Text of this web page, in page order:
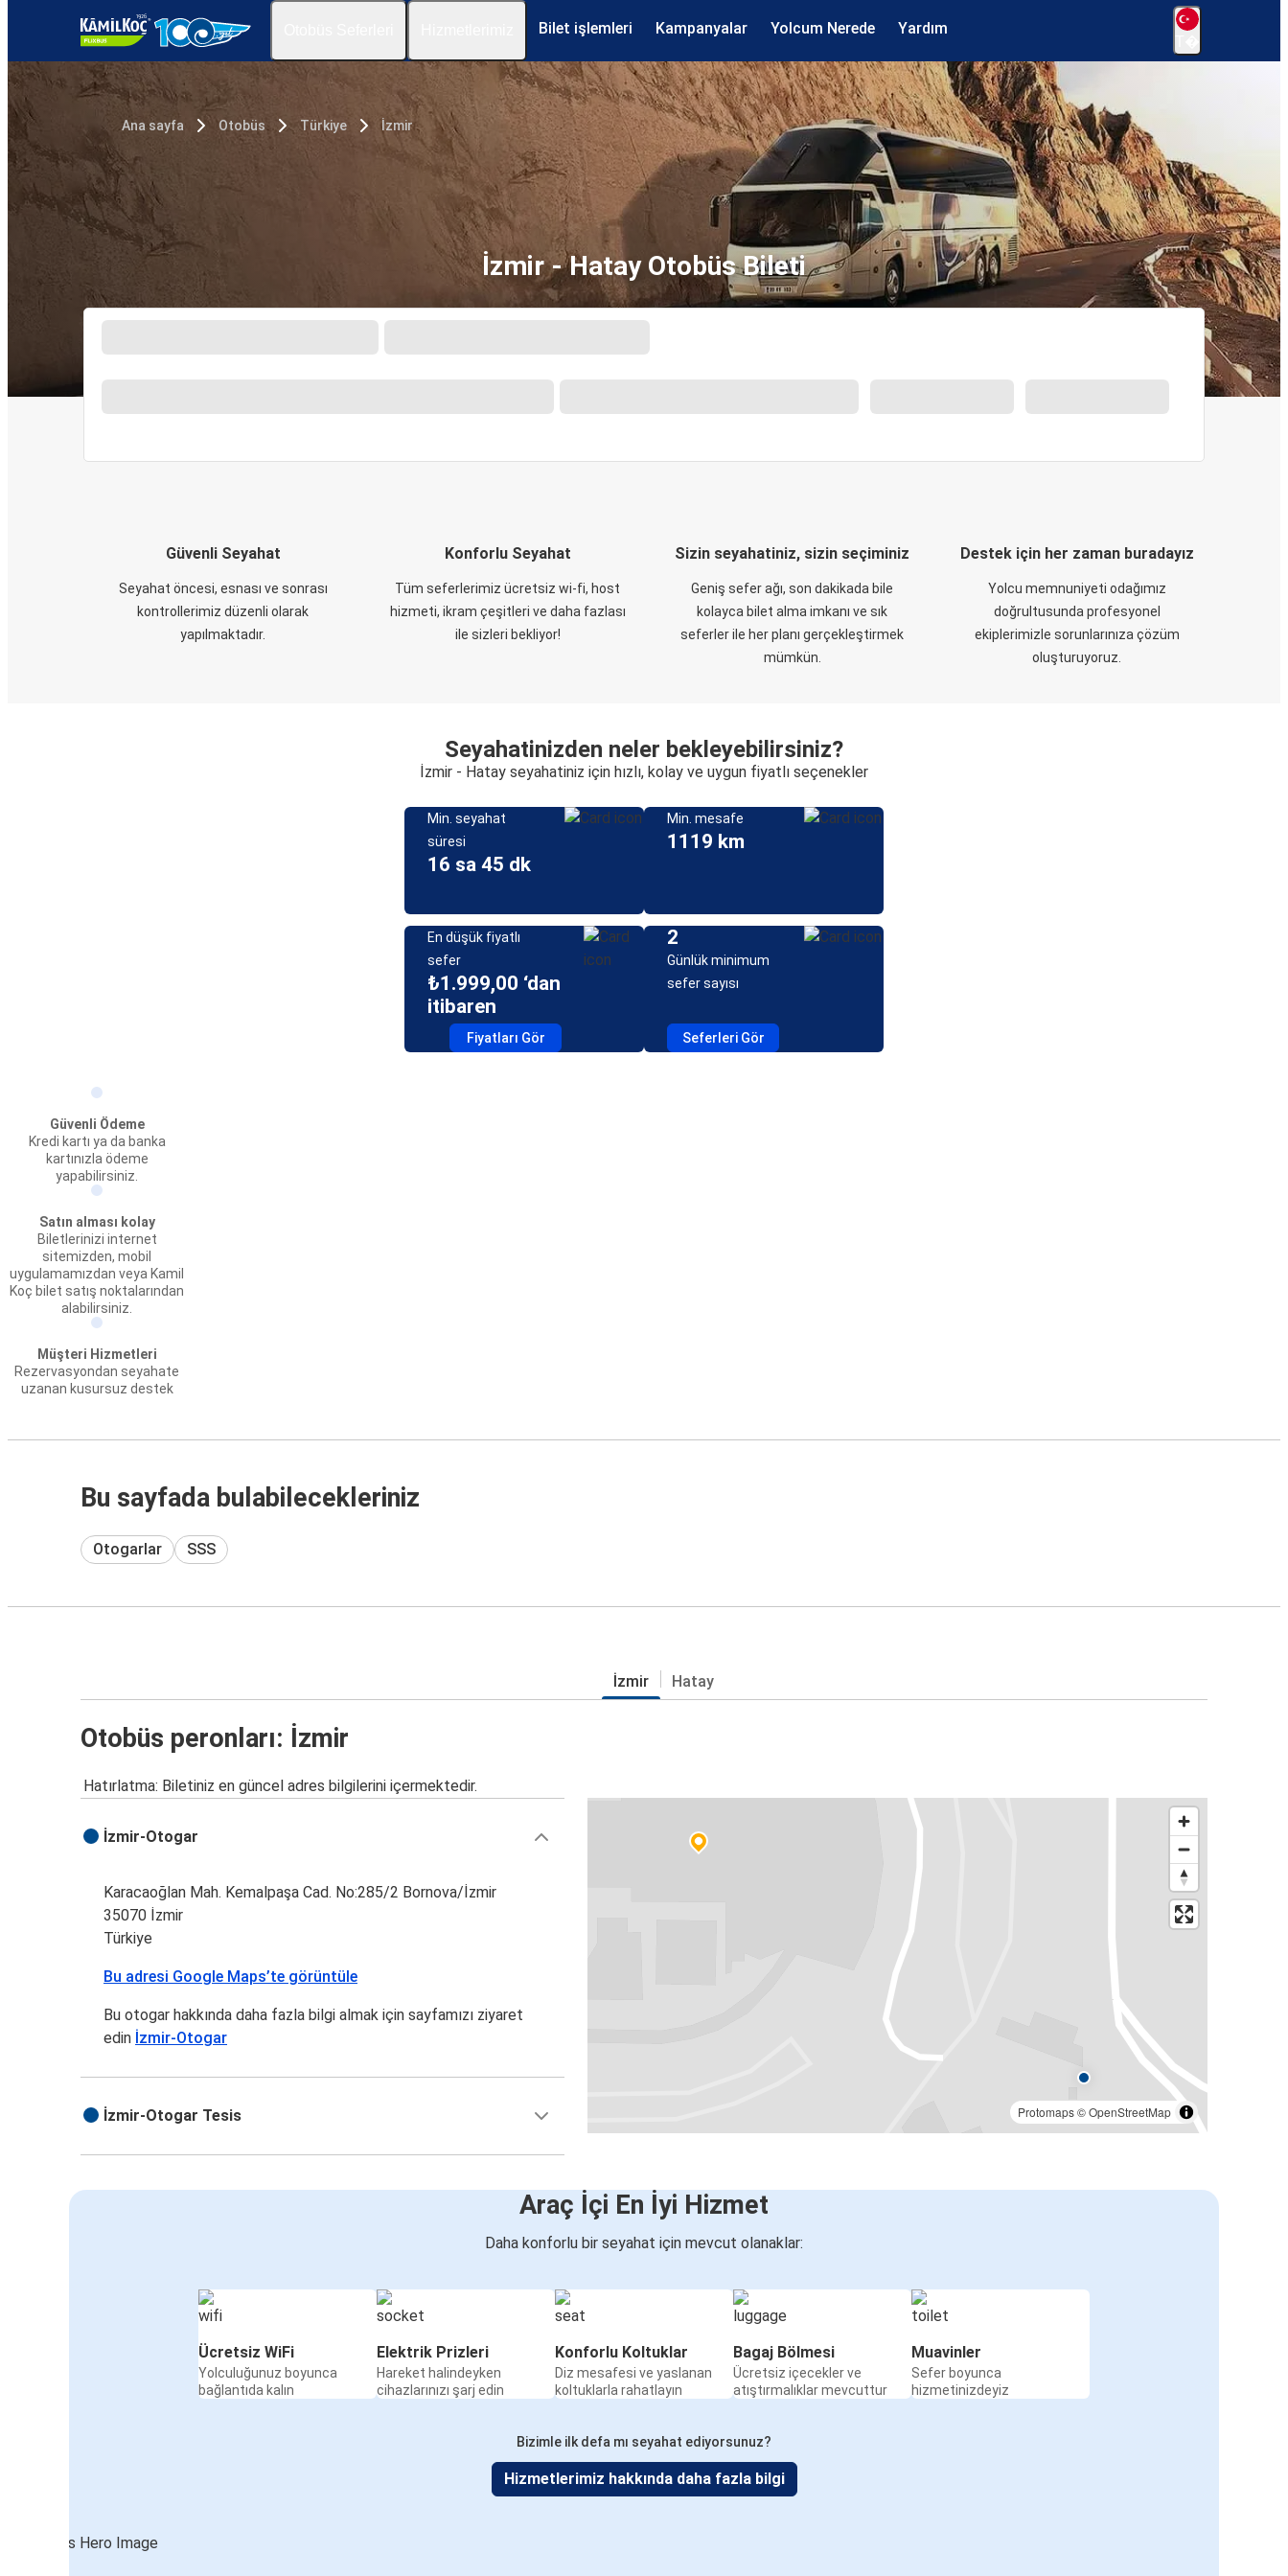
Bilet işlemleri Kampanyalar Yolcum Nerede Yardım
Ana sayfa Otobüs Türkiye İzmir
İzmir - Hatay Otobüs Bileti
Güvenli Seyahat
Seyahat öncesi, esnası ve sonrası
kontrollerimiz düzenli olarak
yapılmaktadır.
Konforlu Seyahat
Tüm seferlerimiz ücretsiz wi-fi, host
hizmeti, ikram çeşitleri ve daha fazlası
ile sizleri bekliyor!
Sizin seyahatiniz, sizin seçiminiz
Geniş sefer ağı, son dakikada bile
kolayca bilet alma imkanı ve sık
seferler ile her planı gerçekleştirmek
mümkün.
Destek için her zaman buradayız
Yolcu memnuniyeti odağımız
doğrultusunda profesyonel
ekiplerimizle sorunlarınıza çözüm
oluşturuyoruz.
Seyahatinizden neler bekleyebilirsiniz?
İzmir - Hatay seyahatiniz için hızlı, kolay ve uygun fiyatlı seçenekler
Min. seyahat
süresi
16 sa 45 dk
Min. mesafe
1119 km
En düşük fiyatlı
sefer
₺1.999,00 ‘dan
itibaren
Fiyatları Gör
2
Günlük minimum
sefer sayısı
Seferleri Gör
Güvenli Ödeme
Kredi kartı ya da banka
kartınızla ödeme
yapabilirsiniz.
Satın alması kolay
Biletlerinizi internet
sitemizden, mobil
uygulamamızdan veya Kamil
Koç bilet satış noktalarından
alabilirsiniz.
Müşteri Hizmetleri
Rezervasyondan seyahate
uzanan kusursuz destek
Bu sayfada bulabilecekleriniz
Otogarlar SSS
İzmir Hatay
Otobüs peronları: İzmir
Hatırlatma: Biletiniz en güncel adres bilgilerini içermektedir.
Protomaps©OpenStreetMap
İzmir-Otogar
Karacaoğlan Mah. Kemalpaşa Cad. No:285/2 Bornova/İzmir
35070 İzmir
Türkiye
Bu adresi Google Maps’te görüntüle
Bu otogar hakkında daha fazla bilgi almak için sayfamızı ziyaret
edin İzmir-Otogar
İzmir-Otogar Tesis
Araç İçi En İyi Hizmet
Daha konforlu bir seyahat için mevcut olanaklar:
Ücretsiz WiFi
Yolculuğunuz boyunca
bağlantıda kalın
Elektrik Prizleri
Hareket halindeyken
cihazlarınızı şarj edin
Konforlu Koltuklar
Diz mesafesi ve yaslanan
koltuklarla rahatlayın
Bagaj Bölmesi
Ücretsiz içecekler ve
atıştırmalıklar mevcuttur
Muavinler
Sefer boyunca
hizmetinizdeyiz
Bizimle ilk defa mı seyahat ediyorsunuz?
Hizmetlerimiz hakkında daha fazla bilgi